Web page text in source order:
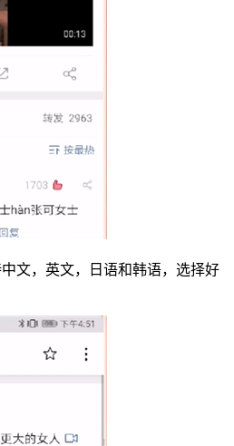
文，英文，日语和韩语，选择好